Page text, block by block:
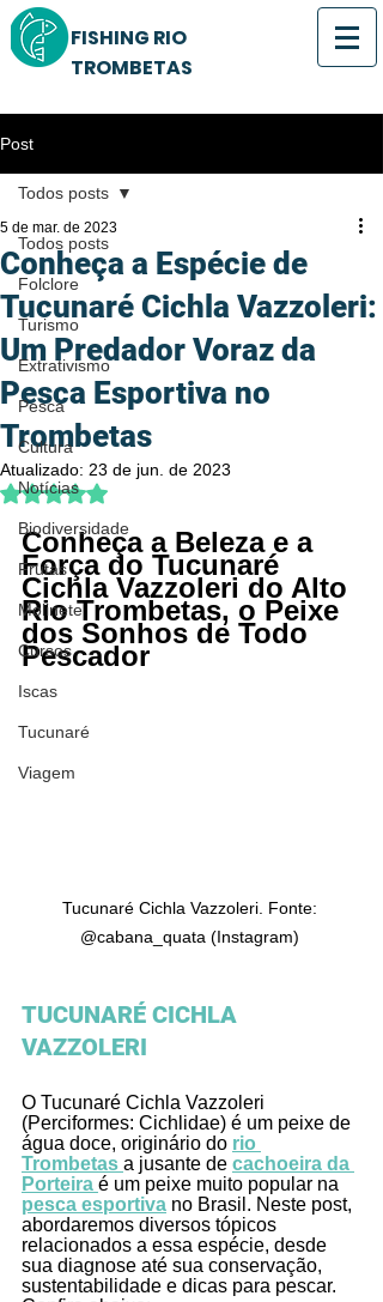
FISHING RIO
TROMBETAS
Post
Todos posts
Folclore
Turismo
Extrativismo
Pesca
Cultura
Notícias
Biodiversidade
Frutas
Molinete
Cursos
Iscas
Tucunaré
Viagem
Todos posts
Conheça a Espécie de
Tucunaré Cichla Vazzoleri:
Um Predador Voraz da
Pesca Esportiva no
Trombetas
5 de mar. de 2023
Atualizado: 23 de jun. de 2023
Avaliado com NaN de 5 estrelas.
Conheça a Beleza e a
Força do Tucunaré
Cichla Vazzoleri do Alto
Rio Trombetas, o Peixe
dos Sonhos de Todo
Pescador
Tucunaré Cichla Vazzoleri. Fonte:
@cabana_quata (Instagram)
TUCUNARÉ CICHLA
VAZZOLERI
O Tucunaré Cichla Vazzoleri
(Perciformes: Cichlidae) é um peixe de
água doce, originário do rio
Trombetas a jusante de cachoeira da
Porteira é um peixe muito popular na
pesca esportiva no Brasil. Neste post,
abordaremos diversos tópicos
relacionados a essa espécie, desde
sua diagnose até sua conservação,
sustentabilidade e dicas para pescar.